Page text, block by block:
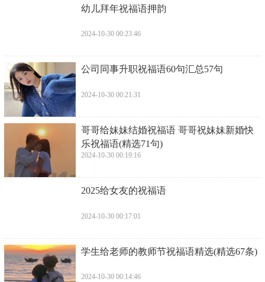
​幼儿拜年祝福语押韵
2024-10-30 00:23:46
​公司同事升职祝福语60句汇总57句
2024-10-30 00:21:31
​哥哥给妹妹结婚祝福语 哥哥祝妹妹新婚快
乐祝福语(精选71句)
2024-10-30 00:19:16
​2025给女友的祝福语
2024-10-30 00:17:01
​学生给老师的教师节祝福语精选(精选67条)
2024-10-30 00:14:46